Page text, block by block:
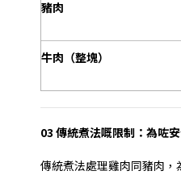
豬肉
牛肉（整塊）
03 傳統煮法嘅限制：為咗
傳統煮法處理雞肉同豬肉，